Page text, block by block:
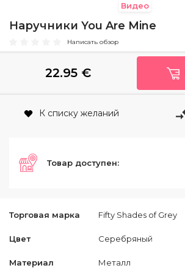
Видео
Наручники You Are Mine
Написать обзор
Торговая марка Fifty Shades of Grey
Цвет Серебряный
Материал Металл
22.95 €
К списку желаний
Товар доступен: